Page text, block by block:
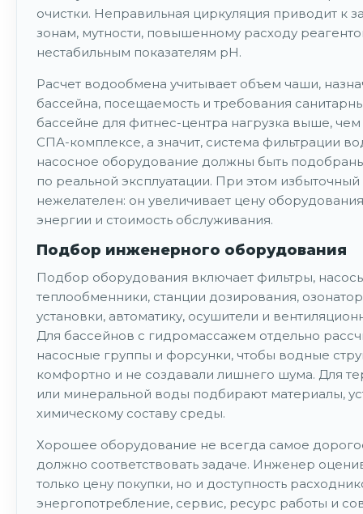
очистки. Неправильная циркуляция приводит к
зонам, мутности, повышенному расходу
нестабильным показателям pH.
Расчет водообмена учитывает объем чаши,
бассейна, посещаемость и требования
бассейне для фитнес-центра нагрузка выше,
СПА-комплексе, а значит, система фильтрации
насосное оборудование должны быть
по реальной эксплуатации. При этом избыточный
нежелателен: он увеличивает цену
энергии и стоимость обслуживания.
Подбор инженерного оборудования
Подбор оборудования включает фильтры,
теплообменники, станции дозирования,
установки, автоматику, осушители и
Для бассейнов с гидромассажем отдельно
насосные группы и форсунки, чтобы водные
комфортно и не создавали лишнего шума. Для
или минеральной воды подбирают материалы,
химическому составу среды.
Хорошее оборудование не всегда самое
должно соответствовать задаче. Инженер
только цену покупки, но и доступность
энергопотребление, сервис, ресурс работы и